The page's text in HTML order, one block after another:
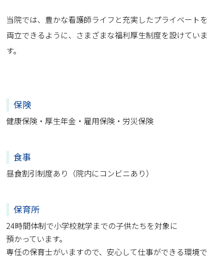
当院では、豊かな看護師ライフと充実したプライベートを
両立できるように、 さまざまな福利厚生制度を設けていま
す。
保険
健康保険・厚生年金・雇用保険・労災保険
食事
昼食割引制度あり（院内にコンビニあり）
保育所
24時間体制で小学校就学までの子供たちを対象に
預かっています。
専任の保育士がいますので、安心して仕事ができる環境で